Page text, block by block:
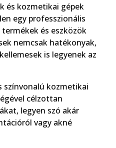
és kozmetikai gépek
egy professzionális
termékek és eszközök
nemcsak hatékonyak,
is legyenek az
színvonalú kozmetikai
célzottan
legyen szó akár
vagy akné